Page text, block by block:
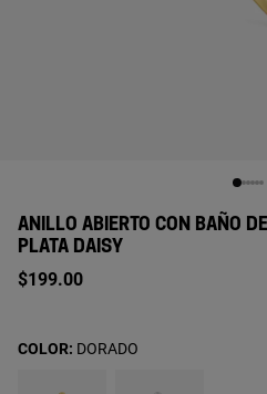
ANILLO ABIERTO CON BAÑO
PLATA DAISY
$199.00
COLOR: DORADO